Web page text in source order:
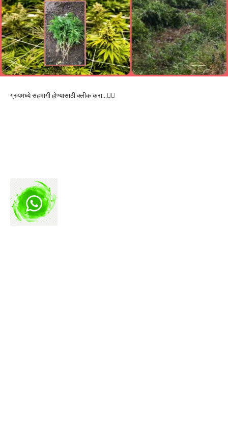
ग्रुपमध्ये सहभागी होण्यासाठी क्लीक करा…👆🏻